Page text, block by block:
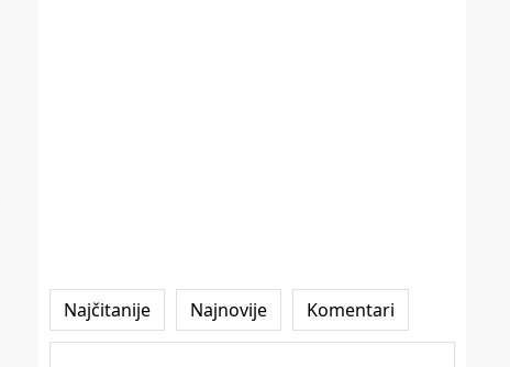
Najčitanije Najnovije Komentari